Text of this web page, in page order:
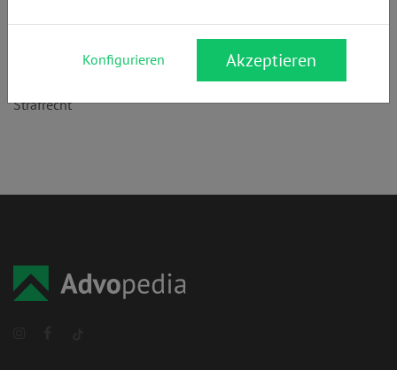
Strafrecht
Konfigurieren Akzeptieren